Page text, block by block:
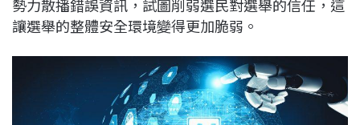
勢力散播錯誤資訊，試圖削弱選民對選舉的信任，這
讓選舉的整體安全環境變得更加脆弱。